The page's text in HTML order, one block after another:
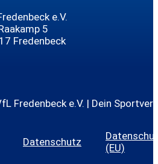
e.V.
5
Fredenbeck
Fredenbeck e.V. | Dein
Datenschutz
(EU)